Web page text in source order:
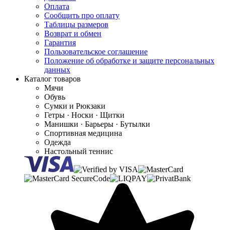
Оплата
Сообщить про оплату
Таблицы размеров
Возврат и обмен
Гарантия
Пользовательское соглашение
Положение об обработке и защите персональных
данных
Каталог товаров
Мячи
Обувь
Сумки и Рюкзаки
Гетры · Носки · Щитки
Манишки · Барьеры · Бутылки
Спортивная медицина
Одежда
Настольный теннис